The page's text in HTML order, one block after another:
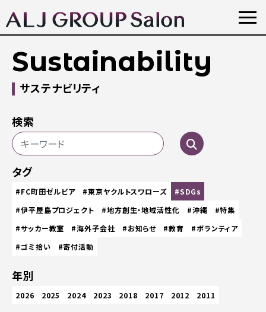
Sustainability
サステナビリティ
検索
タグ
#FC町田ゼルビア #東京ヤクルトスワローズ
#SDGs
#伊平屋島プロジェクト
#地方創生・地域活性化 #沖縄
#特集
#サッカー教室
#海外子会社 #お知らせ #教育
#ボランティア
#ゴミ拾い
#寄付活動
年別
2026 2025 2024 2023 2018 2017 2012 2011